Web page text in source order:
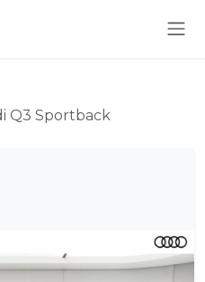
Q3 Sportback